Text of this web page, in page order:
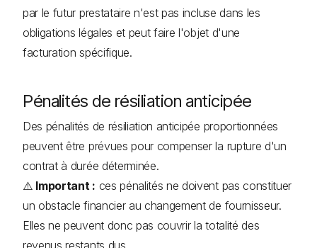
par le futur prestataire n'est pas incluse dans les
obligations légales et peut faire l'objet d'une
facturation spécifique.
Pénalités de résiliation anticipée
Des pénalités de résiliation anticipée proportionnées
peuvent être prévues pour compenser la rupture d'un
contrat à durée déterminée.
⚠️ Important : ces pénalités ne doivent pas constituer
un obstacle financier au changement de fournisseur.
Elles ne peuvent donc pas couvrir la totalité des
revenus restants dus.